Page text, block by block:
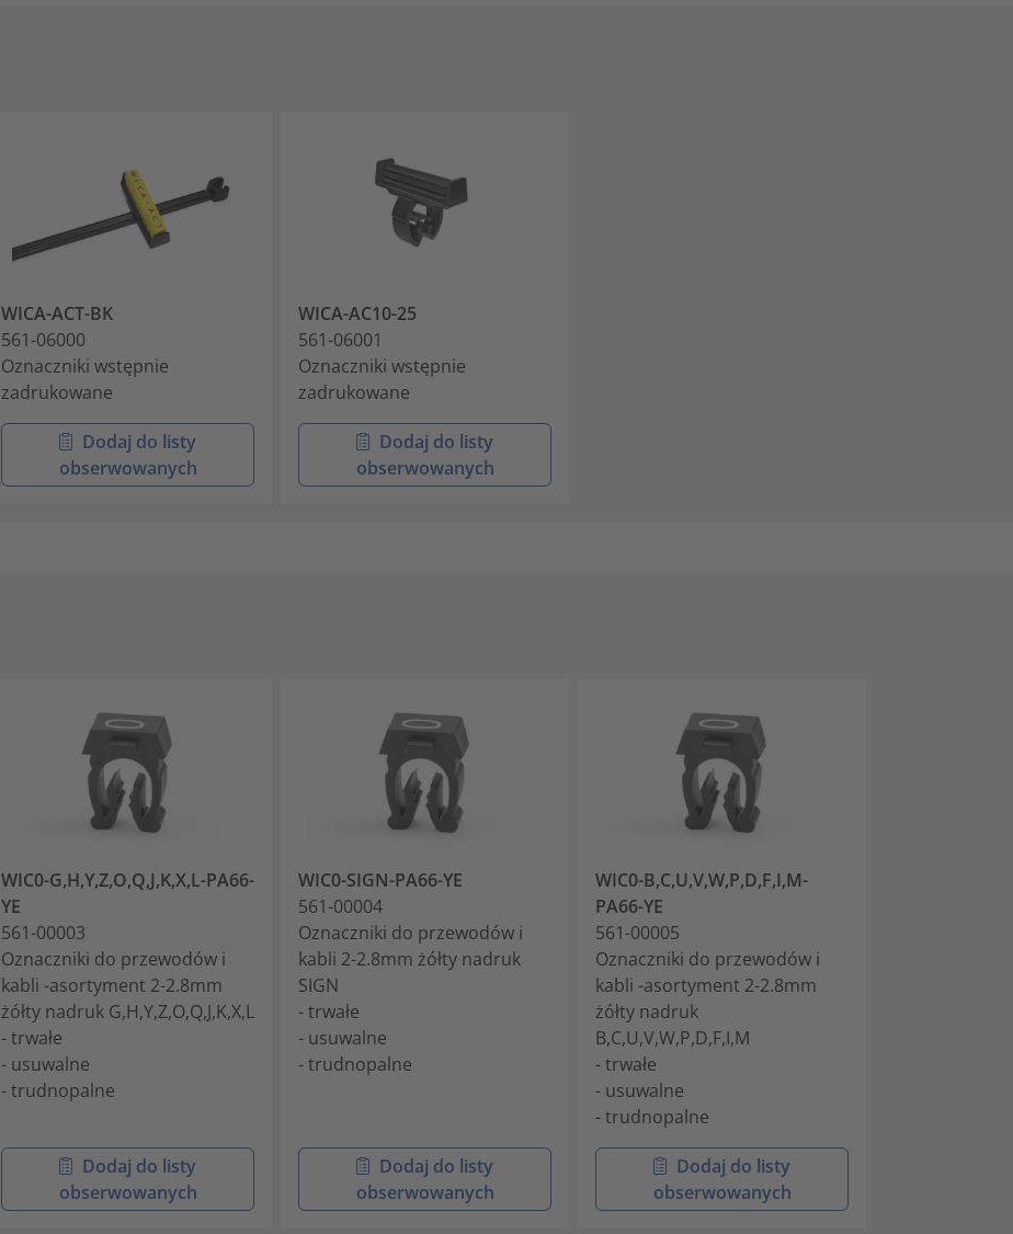
WICA-ACT-BK
561-06000
Oznaczniki wstępnie
zadrukowane
Dodaj do listy
obserwowanych
WICA-AC10-25
561-06001
Oznaczniki wstępnie
zadrukowane
Dodaj do listy
obserwowanych
WIC0-G,H,Y,Z,O,Q,J,K,X,L-PA66-
YE
561-00003
Oznaczniki do przewodów i
kabli -asortyment 2-2.8mm
żółty nadruk G,H,Y,Z,O,Q,J,K,X,L
- trwałe
- usuwalne
- trudnopalne
Dodaj do listy
obserwowanych
WIC0-SIGN-PA66-YE
561-00004
Oznaczniki do przewodów i
kabli 2-2.8mm żółty nadruk
SIGN
- trwałe
- usuwalne
- trudnopalne
Dodaj do listy
obserwowanych
WIC0-B,C,U,V,W,P,D,F,I,M-
PA66-YE
561-00005
Oznaczniki do przewodów i
kabli -asortyment 2-2.8mm
żółty nadruk
B,C,U,V,W,P,D,F,I,M
- trwałe
- usuwalne
- trudnopalne
Dodaj do listy
obserwowanych